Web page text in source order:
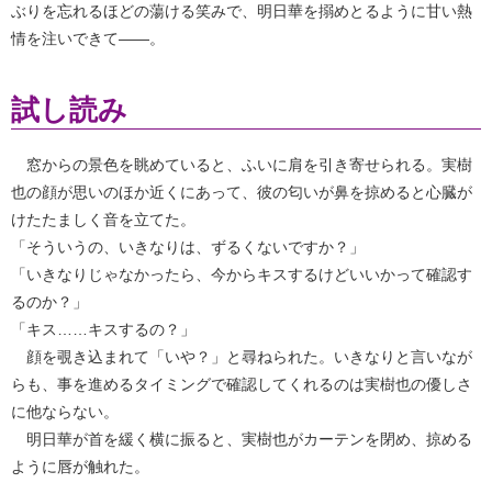
ぶりを忘れるほどの蕩ける笑みで、明日華を搦めとるように甘い熱
情を注いできて――。
試し読み
窓からの景色を眺めていると、ふいに肩を引き寄せられる。実樹
也の顔が思いのほか近くにあって、彼の匂いが鼻を掠めると心臓が
けたたましく音を立てた。
「そういうの、いきなりは、ずるくないですか？」
「いきなりじゃなかったら、今からキスするけどいいかって確認す
るのか？」
「キス……キスするの？」
顔を覗き込まれて「いや？」と尋ねられた。いきなりと言いなが
らも、事を進めるタイミングで確認してくれるのは実樹也の優しさ
に他ならない。
明日華が首を緩く横に振ると、実樹也がカーテンを閉め、掠める
ように唇が触れた。